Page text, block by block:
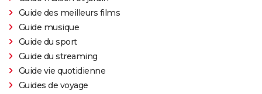
Guide des meilleurs films
Guide musique
Guide du sport
Guide du streaming
Guide vie quotidienne
Guides de voyage